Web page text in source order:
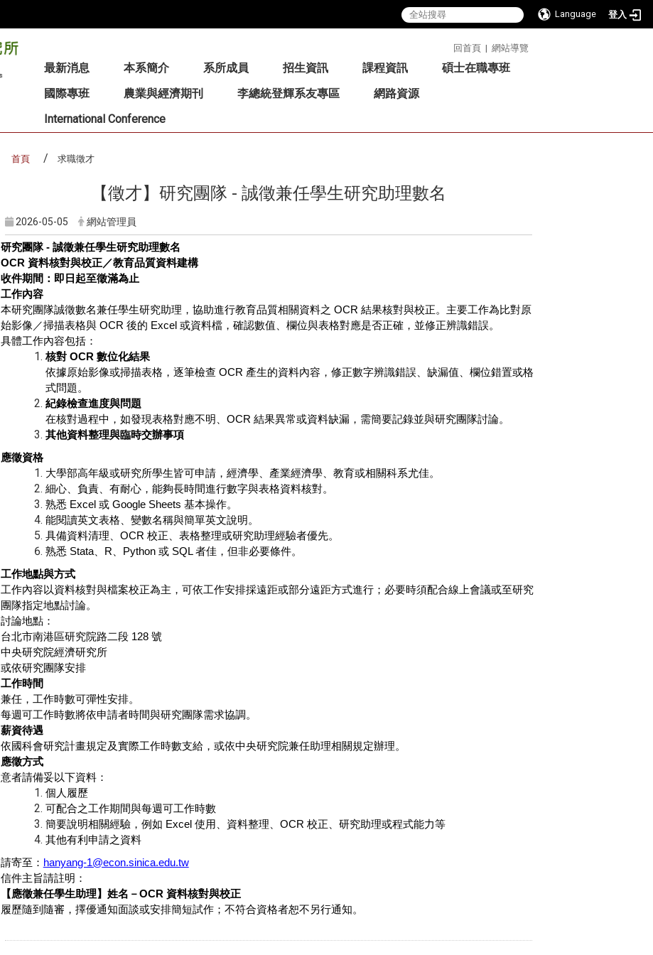
Language 登入
回首頁 | 網站導覽
最新消息 本系簡介 系所成員 招生資訊 課程資訊
碩士在職專班
國際專班
農業與經濟期刊 李總統登輝系友專區
網路資源
International Conference
首頁 求職徵才
【徵才】研究團隊 - 誠徵兼任學生研究助理數名
2026-05-05 網站管理員
研究團隊- 誠徵兼任學生研究助理數名
OCR 資料核對與校正／教育品質資料建構
收件期間：即日起至徵滿為止
工作內容
本研究團隊誠徵數名兼任學生研究助理，協助進行教育品質相關資料之 OCR 結果核對與校正。主要工作為比對原
始影像／掃描表格與OCR 後的 Excel 或資料檔，確認數值、欄位與表格對應是否正確，並修正辨識錯誤。
具體工作內容包括：
核對OCR 數位化結果
依據原始影像或掃描表格，逐筆檢查 OCR 產生的資料內容，修正數字辨識錯誤、缺漏值、欄位錯置或格
式問題。
紀錄檢查進度與問題
在核對過程中，如發現表格對應不明、 OCR 結果異常或資料缺漏，需簡要記錄並與研究團隊討論。
其他資料整理與臨時交辦事項
應徵資格
大學部高年級或研究所學生皆可申請，經濟學、產業經濟學、教育或相關科系尤佳。
細心、負責、有耐心，能夠長時間進行數字與表格資料核對。
熟悉 Excel 或Google Sheets 基本操作。
能閱讀英文表格、變數名稱與簡單英文說明。
具備資料清理、 OCR 校正、表格整理或研究助理經驗者優先。
熟悉 Stata、 R Python 或SQL者佳，但非必要條件。
工作地點與方式
工作內容以資料核對與檔案校正為主，可依工作安排採遠距或部分遠距方式進行；必要時須配合線上會議或至研究
團隊指定地點討論。
討論地點：
台北市南港區研究院路二段128 號
中央研究院經濟研究所
或依研究團隊安排
工作時間
兼任，工作時數可彈性安排。
每週可工作時數將依申請者時間與研究團隊需求協調。
薪資待遇
依國科會研究計畫規定及實際工作時數支給，或依中央研究院兼任助理相關規定辦理。
應徵方式
意者請備妥以下資料：
個人履歷
可配合之工作期間與每週可工作時數
簡要說明相關經驗，例如 Excel 使用、資料整理、 OCR 校正、研究助理或程式能力等
其他有利申請之資料
請寄至： hanyang-1@econ.sinica.edu.tw
信件主旨請註明：
【應徵兼任學生助理】姓名－OCR 資料核對與校正
履歷隨到隨審，擇優通知面談或安排簡短試作；不符合資格者恕不另行通知。